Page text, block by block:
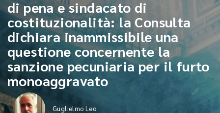
di pena e sindacato di
costituzionalità: la Consulta
dichiara inammissibile una
questione concernente la
sanzione pecuniaria per il furto
monoaggravato
Guglielmo Leo